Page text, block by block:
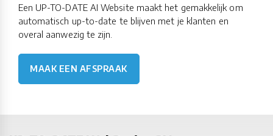
Een UP-TO-DATE AI Website maakt het gemakkelijk om
automatisch up-to-date te blijven met je klanten en
overal aanwezig te zijn.
MAAK EEN AFSPRAAK